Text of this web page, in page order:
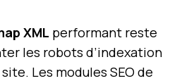
XML performant reste
les robots d’indexation
Les modules SEO de